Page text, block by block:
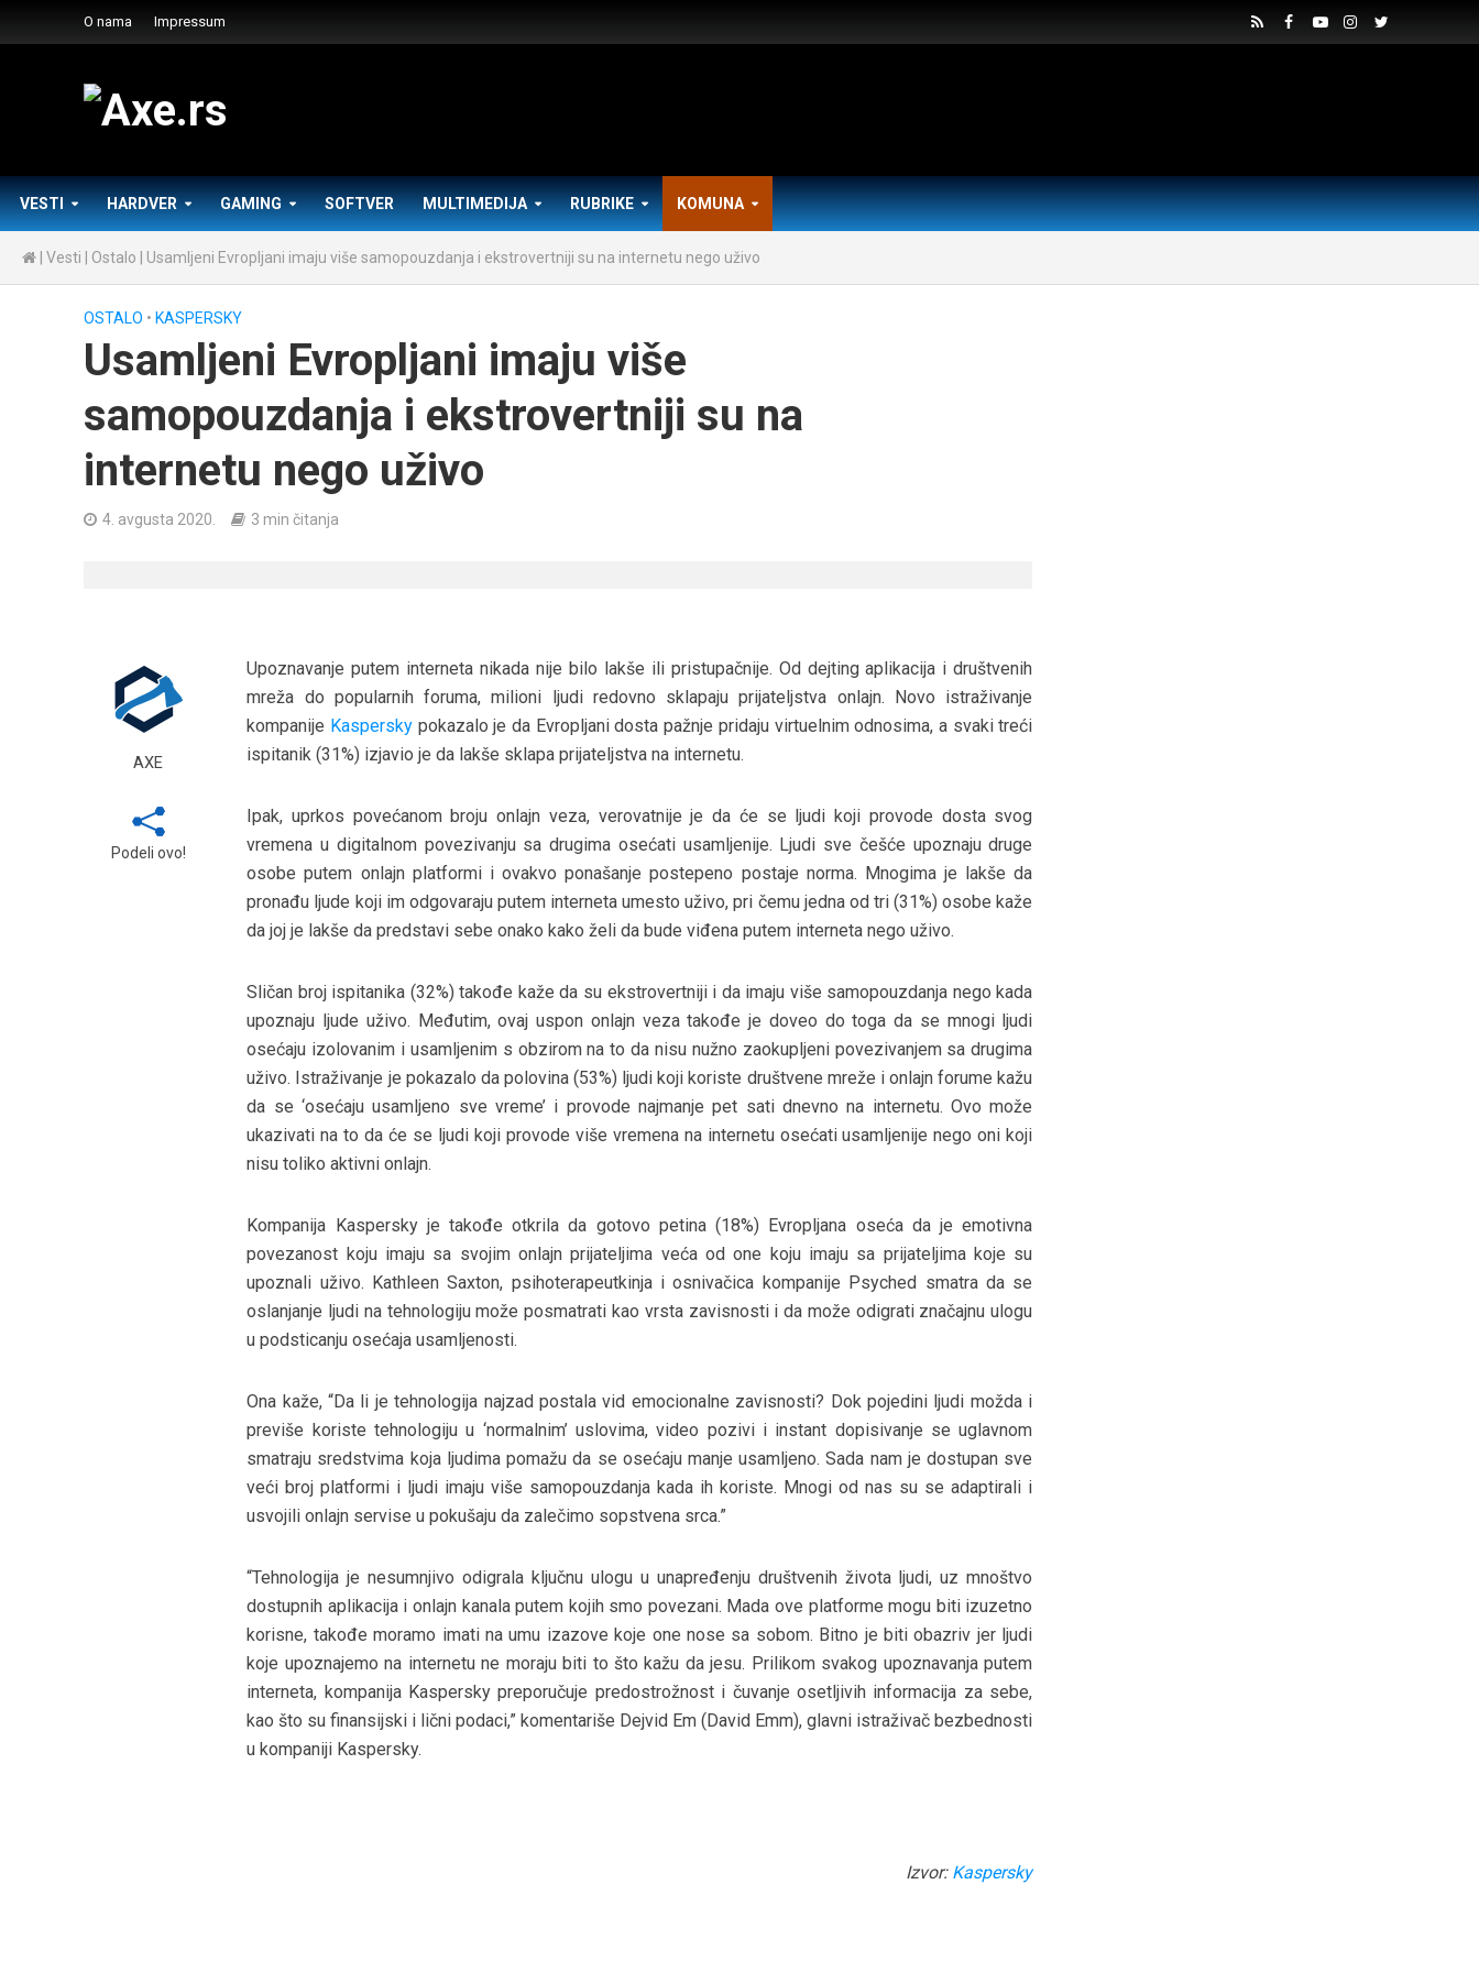
O nama Impressum
VESTI HARDVER GAMING SOFTVER MULTIMEDIJA RUBRIKE KOMUNA
Vesti Ostalo Usamljeni Evropljani imaju više samopouzdanja i ekstrovertniji su na internetu nego uživo
OSTALO • KASPERSKY
Usamljeni Evropljani imaju više
samopouzdanja i ekstrovertniji su na
internetu nego uživo
4. avgusta 2020. 3 min čitanja
AXE
Podeli ovo!
Upoznavanje putem interneta nikada nije bilo lakše ili pristupačnije. Od dejting aplikacija i društvenih
mreža do popularnih foruma, milioni ljudi redovno sklapaju prijateljstva onlajn. Novo istraživanje
kompanije Kasperskypokazalo je da Evropljani dosta pažnje pridaju virtuelnim odnosima, a svaki treći
ispitanik (31%) izjavio je da lakše sklapa prijateljstva na internetu.
Ipak, uprkos povećanom broju onlajn veza, verovatnije je da će se ljudi koji provode dosta svog
vremena u digitalnom povezivanju sa drugima osećati usamljenije. Ljudi sve češće upoznaju druge
osobe putem onlajn platformi i ovakvo ponašanje postepeno postaje norma. Mnogima je lakše da
pronađu ljude koji im odgovaraju putem interneta umesto uživo, pri čemu jedna od tri (31%) osobe kaže
da joj je lakše da predstavi sebe onako kako želi da bude viđena putem interneta nego uživo.
Sličan broj ispitanika (32%) takođe kaže da su ekstrovertniji i da imaju više samopouzdanja nego kada
upoznaju ljude uživo. Međutim, ovaj uspon onlajn veza takođe je doveo do toga da se mnogi ljudi
osećaju izolovanim i usamljenim s obzirom na to da nisu nužno zaokupljeni povezivanjem sa drugima
uživo. Istraživanje je pokazalo da polovina (53%) ljudi koji koriste društvene mreže i onlajn forume kažu
da se ‘osećaju usamljeno sve vreme’ i provode najmanje pet sati dnevno na internetu. Ovo može
ukazivati na to da će se ljudi koji provode više vremena na internetu osećati usamljenije nego oni koji
nisu toliko aktivni onlajn.
Kompanija Kaspersky je takođe otkrila da gotovo petina (18%) Evropljana oseća da je emotivna
povezanost koju imaju sa svojim onlajn prijateljima veća od one koju imaju sa prijateljima koje su
upoznali uživo. Kathleen Saxton, psihoterapeutkinja i osnivačica kompanije Psyched smatra da se
oslanjanje ljudi na tehnologiju može posmatrati kao vrsta zavisnosti i da može odigrati značajnu ulogu
u podsticanju osećaja usamljenosti.
Ona kaže, “Da li je tehnologija najzad postala vid emocionalne zavisnosti? Dok pojedini ljudi možda i
previše koriste tehnologiju u ‘normalnim’ uslovima, video pozivi i instant dopisivanje se uglavnom
smatraju sredstvima koja ljudima pomažu da se osećaju manje usamljeno. Sada nam je dostupan sve
veći broj platformi i ljudi imaju više samopouzdanja kada ih koriste. Mnogi od nas su se adaptirali i
usvojili onlajn servise u pokušaju da zalečimo sopstvena srca.”
“Tehnologija je nesumnjivo odigrala ključnu ulogu u unapređenju društvenih života ljudi, uz mnoštvo
dostupnih aplikacija i onlajn kanala putem kojih smo povezani. Mada ove platforme mogu biti izuzetno
korisne, takođe moramo imati na umu izazove koje one nose sa sobom. Bitno je biti obazriv jer ljudi
koje upoznajemo na internetu ne moraju biti to što kažu da jesu. Prilikom svakog upoznavanja putem
interneta, kompanija Kaspersky preporučuje predostrožnost i čuvanje osetljivih informacija za sebe,
kao što su finansijski i lični podaci,” komentariše Dejvid Em (David Emm), glavni istraživač bezbednosti
u kompaniji Kaspersky.
Izvor: Kaspersky